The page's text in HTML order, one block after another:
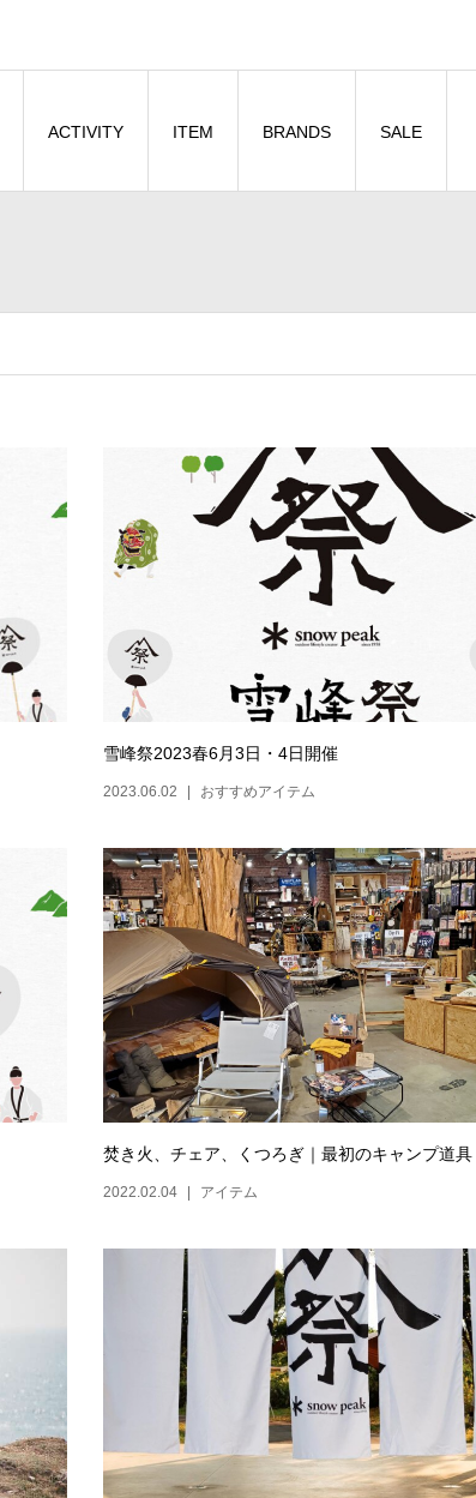
ACTIVITY ITEM BRANDS SALE
雪峰祭2023春6月3日・4日開催
2023.06.02 おすすめアイテム
焚き火、チェア、くつろぎ｜最初のキャンプ道具
2022.02.04 アイテム